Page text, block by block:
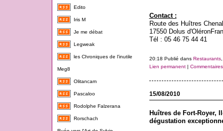
Edito
Iris M
Je me débat
Legweak
les Chroniques de l'inutile
Meg8
Olitancam
Pascaloo
Rodolphe Falzerana
Rorschach
Contact :
Route des Huîtres
17550 Dolus d'Oléron
Tél : 05 46 75 44 41
20:18 Publié dans Restaurants
Lien permanent|
15/08/2010
Huîtres de Fort-Royer,
dégustation